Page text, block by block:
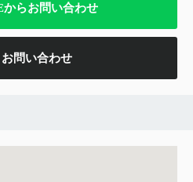
らお問い合わせ
お問い合わせ